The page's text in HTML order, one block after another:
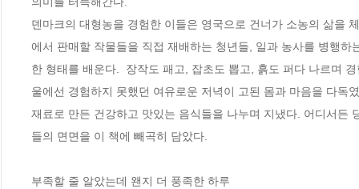
덴마크의 대형농을 경험한 이들은 영국으로 건너가 소농의 삶을
에서 판매할 작물들을 직접 재배하는 청년들, 일과 농사를 병행
한 형태를 배운다.  장작도 패고, 잡초도 뽑고, 흙도 퍼다 나르며
울에선 경험하지 못했던 여유로운 저녁이 고된 몸과 마음을 다독
재료로 만든 건강하고 맛있는 음식들을 나누며 지냈다. 어디서든
들의 면면을 이 책에 빼곡히 담았다.
부족할 줄 알았는데 왠지 더 풍족한 하루